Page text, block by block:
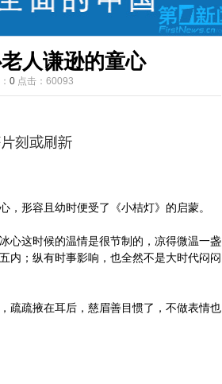
人谦逊的童心
0 点击： 60093
形容且幼时便受了《小桔灯》的启蒙。
这时候的温情是很节制的，凉得微温一盏
内；纵有时事影响，也全然不是大时代闷闷
疏掖在耳后，慈眉善目惯了，不做表情也